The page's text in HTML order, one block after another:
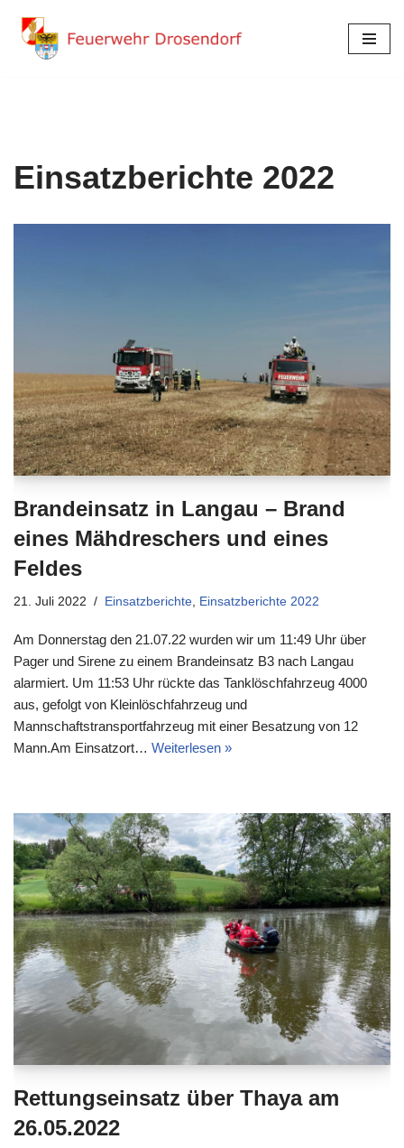
Zum
Einsatzberichte 2022
Brandeinsatz in Langau – Brand
eines Mähdreschers und eines
Feldes
21. Juli 2022 Einsatzberichte Einsatzberichte 2022
Am Donnerstag den 21.07.22 wurden wir um 11:49 Uhr über
Pager und Sirene zu einem Brandeinsatz B3 nach Langau
alarmiert. Um 11:53 Uhr rückte das Tanklöschfahrzeug 4000
aus, gefolgt von Kleinlöschfahrzeug und
Mannschaftstransportfahrzeug mit einer Besatzung von 12
Mann.Am Einsatzort… Weiterlesen »
Rettungseinsatz über Thaya am
26.05.2022